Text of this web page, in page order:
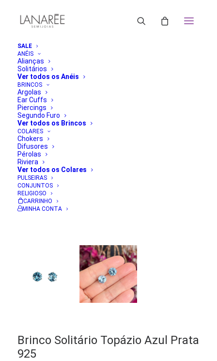
SALE
ANÉIS
Alianças
Solitários
Ver todos os Anéis
BRINCOS
Argolas
Ear Cuffs
Piercings
Segundo Furo
Ver todos os Brincos
COLARES
Chokers
Difusores
Pérolas
Riviera
Ver todos os Colares
PULSEIRAS
CONJUNTOS
RELIGIOSO
CARRINHO
MINHA CONTA
Brinco Solitário Topázio Azul Prata
925